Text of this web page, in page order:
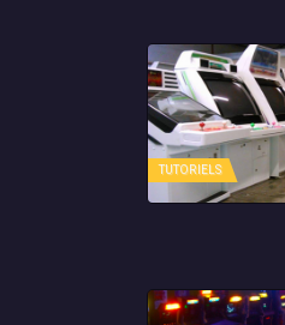
TUTORIELS